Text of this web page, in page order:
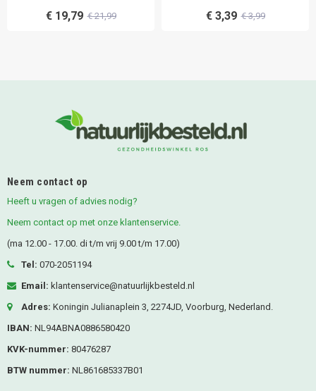
€ 19,79 € 21,99 € 3,39 € 3,99
Neem contact op
Heeft u vragen of advies nodig?
Neem contact op met onze klantenservice.
(ma 12.00 - 17.00. di t/m vrij 9.00 t/m 17.00)
Tel: 070-2051194
Email: klantenservice@natuurlijkbesteld.nl
Adres: Koningin Julianaplein 3, 2274JD, Voorburg, Nederland.
IBAN: NL94ABNA0886580420
KVK-nummer: 80476287
BTW nummer: NL861685337B01